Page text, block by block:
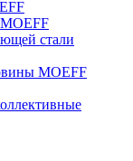
стали
MOEFF